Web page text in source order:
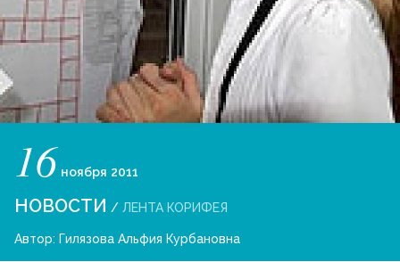
16 ноября 2011
НОВОСТИ / ЛЕНТА КОРИФЕЯ
Автор: Гилязова Альфия Курбановна